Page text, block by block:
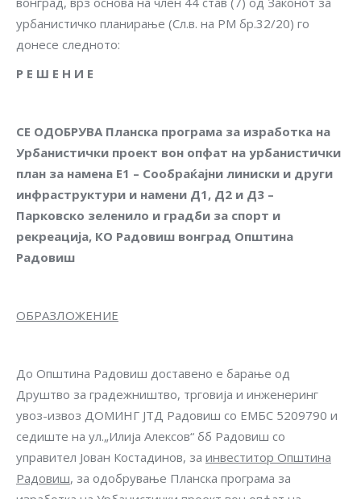
урбанистичко планирање (Сл.в. на РМ бр.32/20) го
донесе следното:
Р Е Ш Е Н И Е
СЕ ОДОБРУВА Планска програма за изработка на
Урбанистички проект вон опфат на урбанистички
план за намена Е1 – Сообраќајни линиски и други
инфраструктури и намени Д1, Д2 и Д3 –
Парковско зеленило и градби за спорт и
рекреација, КО Радовиш вонград Општина
Радовиш
ОБРАЗЛОЖЕНИЕ
До Општина Радовиш доставено е барање од
Друштво за градежништво, трговија и инженеринг
увоз-извоз ДОМИНГ ЈТД Радовиш со ЕМБС 5209790 и
седиште на ул.„Илија Алексов“ бб Радовиш со
управител Јован Костадинов, за инвеститор Општина
Радовиш, за одобрување Планска програма за